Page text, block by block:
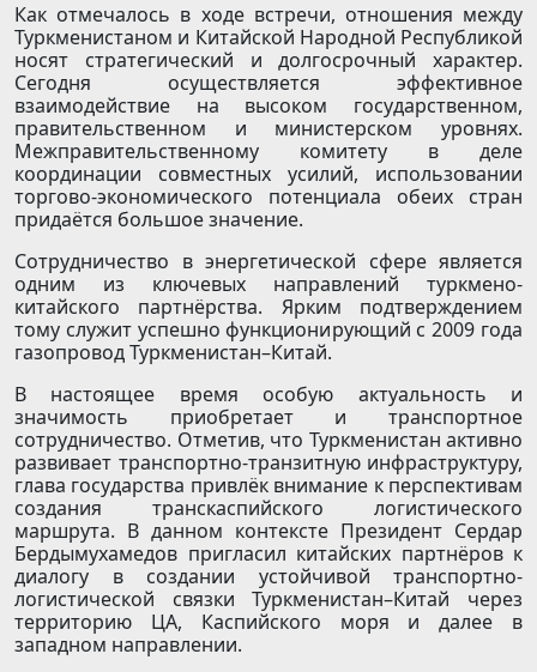
Как отмечалось в ходе встречи, отношения между
Туркменистаном и Китайской Народной Республикой
носят стратегический и долгосрочный характер.
Сегодня осуществляется эффективное
взаимодействие на высоком государственном,
правительственном и министерском уровнях.
Межправительственному комитету в деле
координации совместных усилий, использовании
торгово-экономического потенциала обеих стран
придаётся большое значение.
Сотрудничество в энергетической сфере является
одним из ключевых направлений туркмено-
китайского партнёрства. Ярким подтверждением
тому служит успешно функционирующий с 2009 года
газопровод Туркменистан–Китай.
В настоящее время особую актуальность и
значимость приобретает и транспортное
сотрудничество. Отметив, что Туркменистан активно
развивает транспортно-транзитную инфраструктуру,
глава государства привлёк внимание к перспективам
создания транскас­пийского логистического
маршрута. В данном контексте Президент Сердар
Бердымухамедов пригласил китайских партнёров к
диалогу в создании устойчивой транспортно-
логистической связки Туркменистан–Китай через
территорию ЦА, Каспийского моря и далее в
западном направлении.